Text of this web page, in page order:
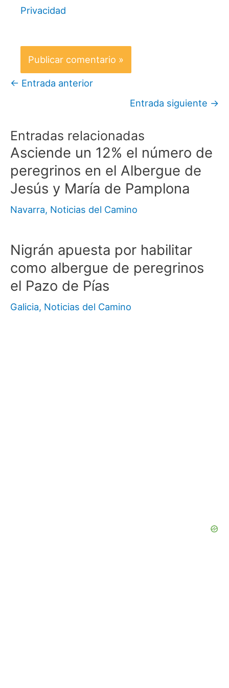
Privacidad
← Entrada anterior
Entrada siguiente →
Entradas relacionadas
Asciende un 12% el número de
peregrinos en el Albergue de
Jesús y María de Pamplona
Navarra, Noticias del Camino
Nigrán apuesta por habilitar
como albergue de peregrinos
el Pazo de Pías
Galicia, Noticias del Camino